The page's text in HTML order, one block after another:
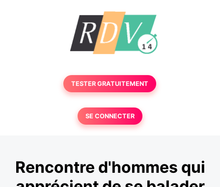
TESTER GRATUITEMENT
SE CONNECTER
Rencontre d'hommes qui